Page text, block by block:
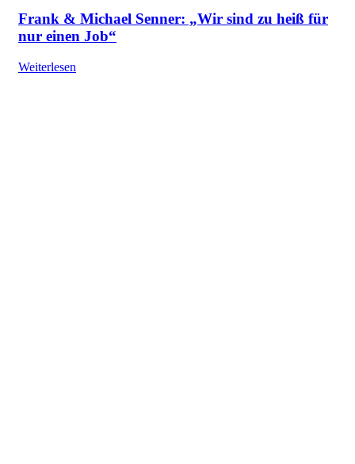
Frank & Michael Senner: „Wir sind zu heiß für
nur einen Job“
Weiterlesen